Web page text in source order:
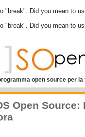
"break". Did you mean to
"break". Did you mean to
open source per la
Open Source: